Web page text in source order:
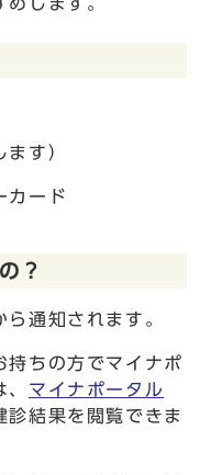
す）
カード
？
通知されます。
持ちの方でマイナポ
マイナポータル
診結果を閲覧できま